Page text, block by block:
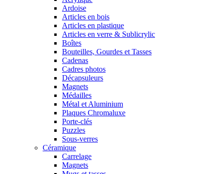
Ardoise
Articles en bois
Articles en plastique
Articles en verre & Sublicrylic
Boîtes
Bouteilles, Gourdes et Tasses
Cadenas
Cadres photos
Décapsuleurs
Magnets
Médailles
Métal et Aluminium
Plaques Chromaluxe
Porte-clés
Puzzles
Sous-verres
Céramique
Carrelage
Magnets